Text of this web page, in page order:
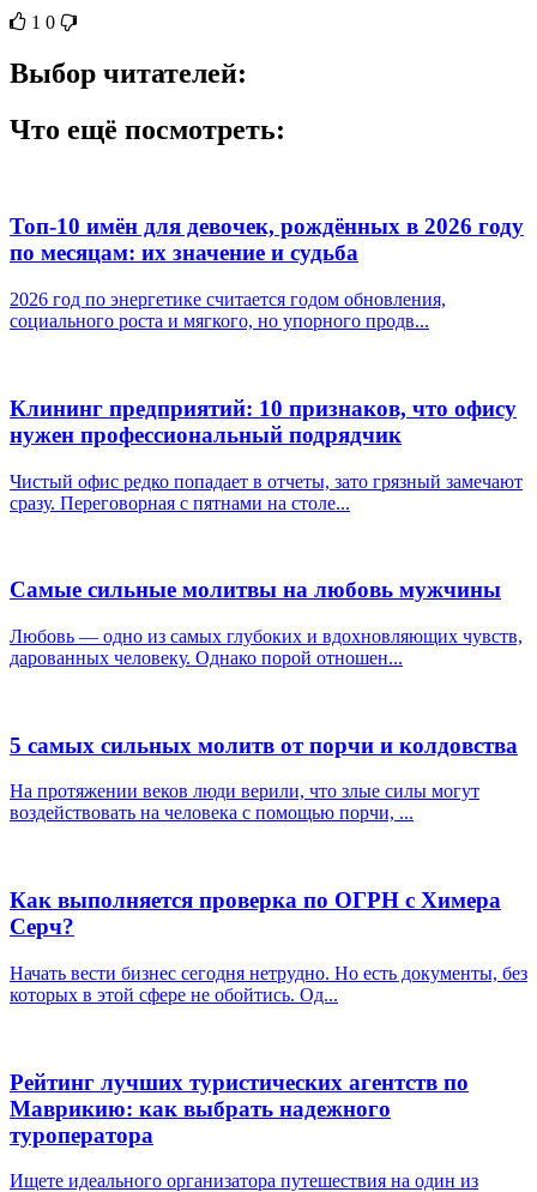
1 0
Выбор читателей:
Что ещё посмотреть:
Топ-10 имён для девочек, рождённых в 2026 году
по месяцам: их значение и судьба
2026 год по энергетике считается годом обновления,
социального роста и мягкого, но упорного продв...
Клининг предприятий: 10 признаков, что офису
нужен профессиональный подрядчик
Чистый офис редко попадает в отчеты, зато грязный замечают
сразу. Переговорная с пятнами на столе...
Самые сильные молитвы на любовь мужчины
Любовь — одно из самых глубоких и вдохновляющих чувств,
дарованных человеку. Однако порой отношен...
5 самых сильных молитв от порчи и колдовства
На протяжении веков люди верили, что злые силы могут
воздействовать на человека с помощью порчи, ...
Как выполняется проверка по ОГРН с Химера
Серч?
Начать вести бизнес сегодня нетрудно. Но есть документы, без
которых в этой сфере не обойтись. Од...
Рейтинг лучших туристических агентств по
Маврикию: как выбрать надежного
туроператора
Ищете идеального организатора путешествия на один из